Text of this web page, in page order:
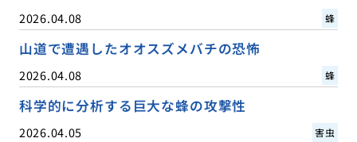
2026.04.08 蜂
山道で遭遇したオオスズメバチの恐怖
2026.04.08 蜂
科学的に分析する巨大な蜂の攻撃性
2026.04.05 害虫